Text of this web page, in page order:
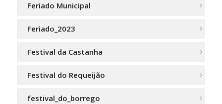
Feriado Municipal
Feriado_2023
Festival da Castanha
Festival do Requeijão
festival_do_borrego